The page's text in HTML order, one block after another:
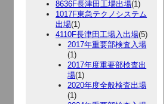
8636F長津田工場出場(1)
1017F東急テクノシステム
出場(1)
4110F長津田工場入出場(5)
2017年重要部検査入場
(1)
2017年度重要部検査出
場(1)
2020年度全般検査出場
(1)